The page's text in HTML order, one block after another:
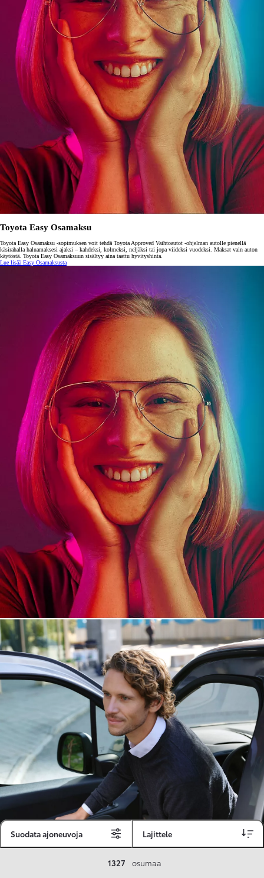
Suodata ajoneuvoja Lajittele
1327 osumaa
Toyota Easy Osamaksu
Toyota Easy Osamaksu -sopimuksen voit tehdä Toyota Approved Vaihtoautot -ohjelman autolle pienellä
käsirahalla haluamaksesi ajaksi – kahdeksi, kolmeksi, neljäksi tai jopa viideksi vuodeksi. Maksat vain auton
käytöstä. Toyota Easy Osamaksuun sisältyy aina taattu hyvityshinta.
Lue lisää Easy Osamaksusta